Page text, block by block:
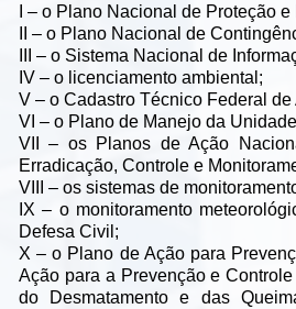
I – o Plano Nacional de Proteção
II – o Plano Nacional de
III – o Sistema Nacional de
IV – o licenciamento ambiental;
V – o Cadastro Técnico Federal
VI – o Plano de Manejo da
VII – os Planos de Ação
Erradicação, Controle e
VIII – os sistemas de
IX – o monitoramento
Defesa Civil;
X – o Plano de Ação para
Ação para a Prevenção e
do Desmatamento e das